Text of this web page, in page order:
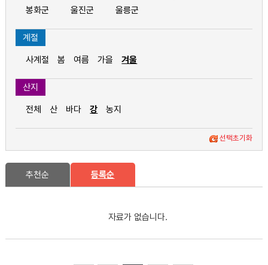
봉화군
울진군 울릉군
계절
사계절 봄 여름 가을 겨울
산지
전체 산 바다 강 농지
선택초기화
추천순 등록순
자료가 없습니다.